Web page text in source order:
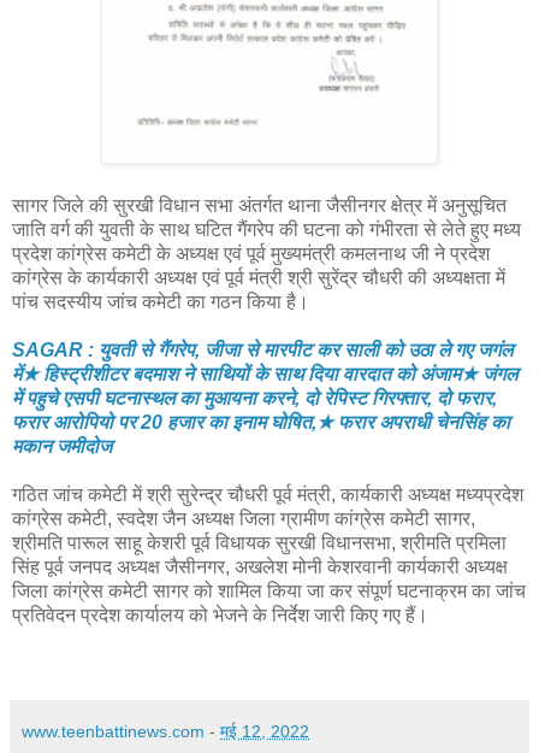
सागर जिले की सुरखी विधान सभा अंतर्गत थाना जैसीनगर क्षेत्र में अनुसूचित
जाति वर्ग की युवती के साथ घटित गैंगरेप की घटना को गंभीरता से लेते हुए मध्य
प्रदेश कांग्रेस कमेटी के अध्यक्ष एवं पूर्व मुख्यमंत्री कमलनाथ जी ने प्रदेश
कांग्रेस के कार्यकारी अध्यक्ष एवं पूर्व मंत्री श्री सुरेंद्र चौधरी की अध्यक्षता में
पांच सदस्यीय जांच कमेटी का गठन किया है।
SAGAR : युवती से गैंगरेप, जीजा से मारपीट कर साली को उठा ले गए जगंल
में★ हिस्ट्रीशीटर बदमाश ने साथियों के साथ दिया वारदात को अंजाम★ जंगल
में पहुचे एसपी घटनास्थल का मुआयना करने, दो रेपिस्ट गिरफ्तार, दो फरार,
फरार आरोपियो पर 20 हजार का इनाम घोषित,★ फरार अपराधी चेनसिंह का
मकान जमीदोज
गठित जांच कमेटी में श्री सुरेन्द्र चौधरी पूर्व मंत्री, कार्यकारी अध्यक्ष मध्यप्रदेश
कांग्रेस कमेटी, स्वदेश जैन अध्यक्ष जिला ग्रामीण कांग्रेस कमेटी सागर,
श्रीमति पारूल साहू केशरी पूर्व विधायक सुरखी विधानसभा, श्रीमति प्रमिला
सिंह पूर्व जनपद अध्यक्ष जैसीनगर, अखलेश मोनी केशरवानी कार्यकारी अध्यक्ष
जिला कांग्रेस कमेटी सागर को शामिल किया जा कर संपूर्ण घटनाक्रम का जांच
प्रतिवेदन प्रदेश कार्यालय को भेजने के निर्देश जारी किए गए हैं।
www.teenbattinews.com - मई 12, 2022